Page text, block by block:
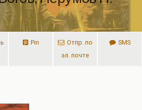
Pin
Отпр. по
эл. почте
SMS